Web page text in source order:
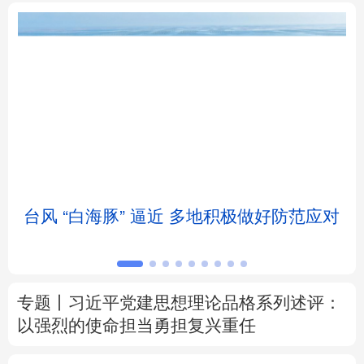
文化产业
浙江 安徽 福建 江西
河南 湖北
广东 广西 海南 重庆
台风 “白海豚” 逼近 多地积极做好防范应对
专题丨 习近平党建思想理论品格系列述评：
以强烈的使命担当勇担复兴重任